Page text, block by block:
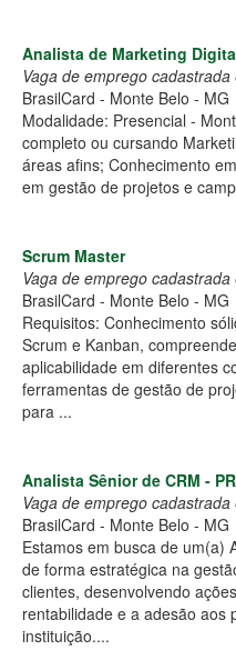
Analista de Marketing
Vaga de emprego
BrasilCard - Monte Belo - MG
Modalidade: Presencial -
completo ou cursando
áreas afins; Conhecimento
em gestão de projetos e
Scrum Master
Vaga de emprego
BrasilCard - Monte Belo - MG
Requisitos: Conhecimento
Scrum e Kanban,
aplicabilidade em diferentes
ferramentas de gestão de
para ...
Analista Sênior de CRM -
Vaga de emprego
BrasilCard - Monte Belo - MG
Estamos em busca de um(a)
de forma estratégica na
clientes, desenvolvendo
rentabilidade e a adesão aos
instituição....